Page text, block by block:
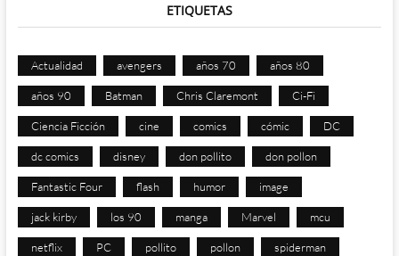
ETIQUETAS
Actualidad avengers años 70 años 80
años 90 Batman Chris Claremont Ci-Fi
Ciencia Ficción cine comics cómic DC
dc comics disney don pollito don pollon
Fantastic Four flash humor image
jack kirby los 90 manga Marvel mcu
netflix PC pollito pollon spiderman